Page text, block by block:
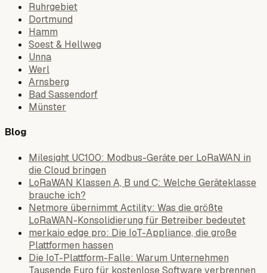
Ruhrgebiet
Dortmund
Hamm
Soest & Hellweg
Unna
Werl
Arnsberg
Bad Sassendorf
Münster
Blog
Milesight UC100: Modbus-Geräte per LoRaWAN in
die Cloud bringen
LoRaWAN Klassen A, B und C: Welche Geräteklasse
brauche ich?
Netmore übernimmt Actility: Was die größte
LoRaWAN-Konsolidierung für Betreiber bedeutet
merkaio edge pro: Die IoT-Appliance, die große
Plattformen hassen
Die IoT-Plattform-Falle: Warum Unternehmen
Tausende Euro für kostenlose Software verbrennen